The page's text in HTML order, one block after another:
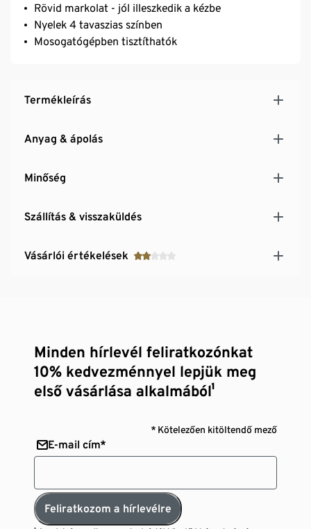
Rövid markolat - jól illeszkedik a kézbe
Nyelek 4 tavaszias színben
Mosogatógépben tisztíthatók
Termékleírás
Anyag & ápolás
Minőség
Szállítás & visszaküldés
Vásárlói értékelések
Minden hírlevél feliratkozónkat
10% kedvezménnyel lepjük meg
első vásárlása alkalmából¹
* Kötelezően kitöltendő mező
E-mail cím*
Feliratkozom a hírlevélre